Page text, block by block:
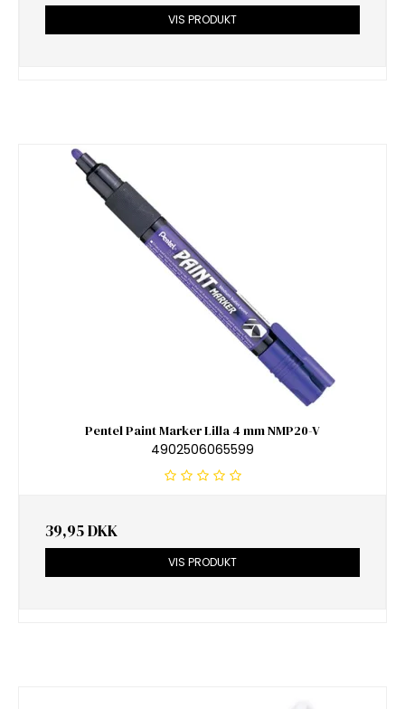
VIS PRODUKT
Pentel Paint Marker Lilla 4 mm NMP20-V
4902506065599
39,95 DKK
VIS PRODUKT